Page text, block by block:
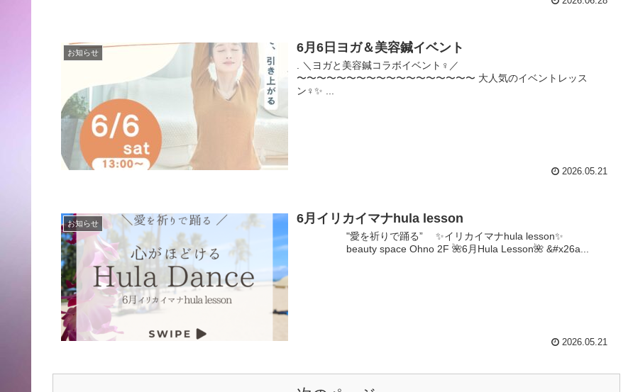
お知らせ 6月6日ヨガ＆美容鍼イベント
. ＼ヨガと美容鍼コラボイベント‍♀️／
〜〜〜〜〜〜〜〜〜〜〜〜〜〜〜〜〜〜 大人気のイベントレッス
ン‍♀️✨ ...
2026.05.21
お知らせ 6月イリカイマナhula lesson
"愛を祈りで踊る” ✨イリカイマナhula lesson✨
beauty space Ohno 2F 🌺6月Hula Lesson🌺 &#x26a...
2026.05.21